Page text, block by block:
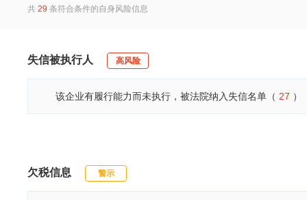
共 29 条符合条件的自身风险信息
失信被执行人 高风险
该企业有履行能力而未执行，被法院纳入失信名单（ 27 ）
欠税信息 警示